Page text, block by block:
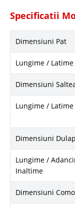
Specificatii
Dimensiuni Pat
Lungime /
Dimensiuni
Lungime /
Dimensiuni
Lungime /
Inaltime
Dimensiuni